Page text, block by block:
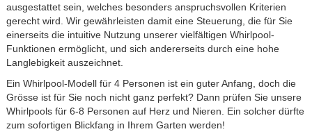
ausgestattet sein, welches besonders anspruchsvollen Kriterien
gerecht wird. Wir gewährleisten damit eine Steuerung, die für Sie
einerseits die intuitive Nutzung unserer vielfältigen Whirlpool-
Funktionen ermöglicht, und sich andererseits durch eine hohe
Langlebigkeit auszeichnet.
Ein Whirlpool-Modell für 4 Personen ist ein guter Anfang, doch die
Grösse ist für Sie noch nicht ganz perfekt? Dann prüfen Sie unsere
Whirlpools für 6-8 Personen auf Herz und Nieren. Ein solcher dürfte
zum sofortigen Blickfang in Ihrem Garten werden!